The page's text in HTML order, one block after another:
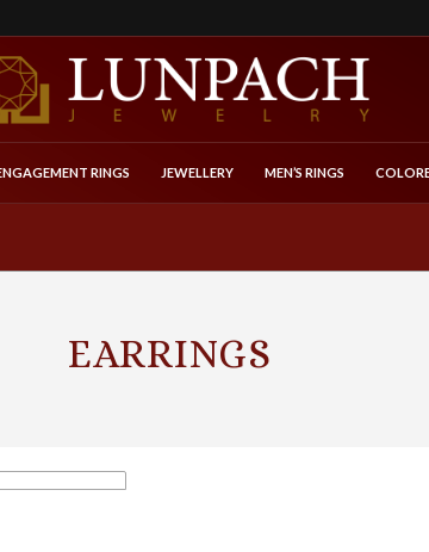
RINGS JEWELLERY MEN’S RINGS
EARRINGS